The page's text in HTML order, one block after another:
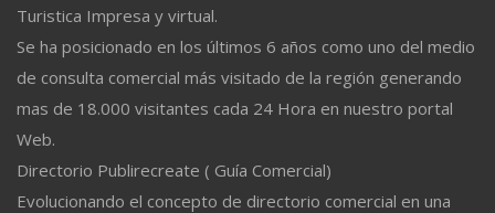
Turistica Impresa y virtual.
Se ha posicionado en los últimos 6 años como uno del medio
de consulta comercial más visitado de la región generando
mas de 18.000 visitantes cada 24 Hora en nuestro portal
Web.
Directorio Publirecreate ( Guía Comercial)
Evolucionando el concepto de directorio comercial en una